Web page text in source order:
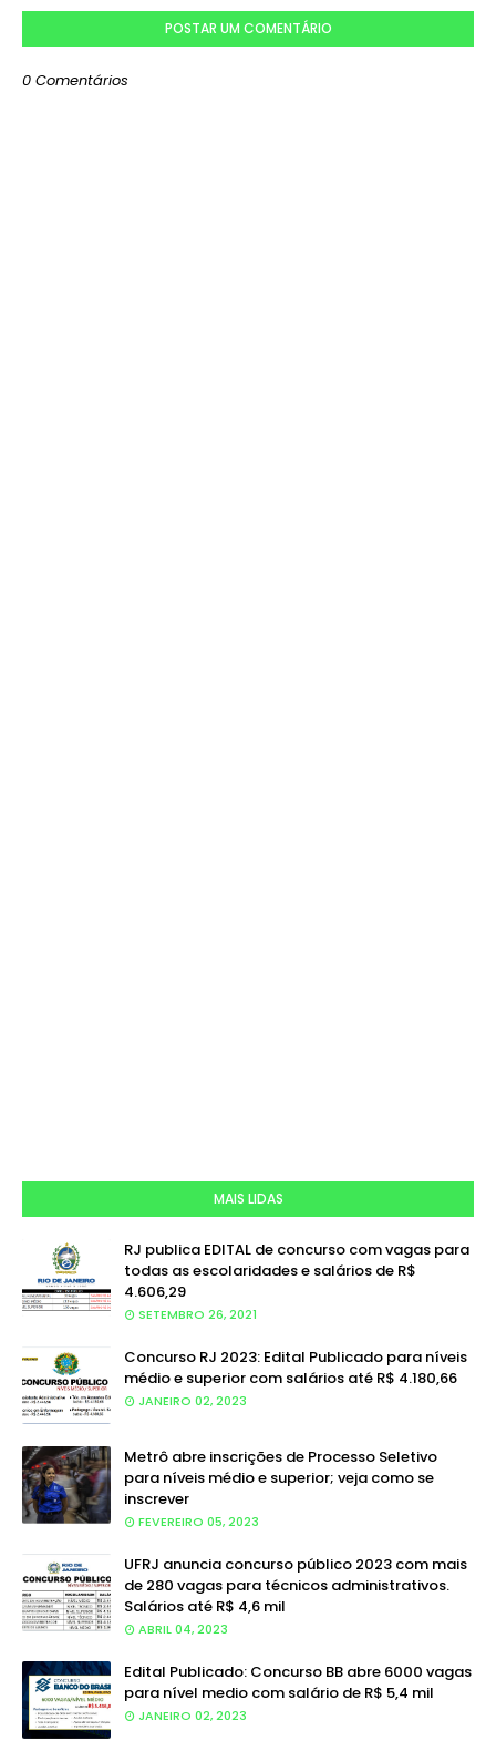
POSTAR UM COMENTÁRIO
0 Comentários
MAIS LIDAS
RJ publica EDITAL de concurso com vagas para
todas as escolaridades e salários de R$
4.606,29
SETEMBRO 26, 2021
Concurso RJ 2023: Edital Publicado para níveis
médio e superior com salários até R$ 4.180,66
JANEIRO 02, 2023
Metrô abre inscrições de Processo Seletivo
para níveis médio e superior; veja como se
inscrever
FEVEREIRO 05, 2023
UFRJ anuncia concurso público 2023 com mais
de 280 vagas para técnicos administrativos.
Salários até R$ 4,6 mil
ABRIL 04, 2023
Edital Publicado: Concurso BB abre 6000 vagas
para nível medio com salário de R$ 5,4 mil
JANEIRO 02, 2023